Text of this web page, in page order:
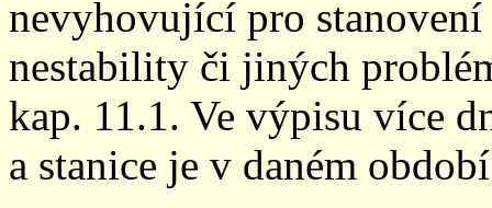
nevyhovující pro
nestability či jiných
kap. 11.1. Ve výpisu více
a stanice je v daném